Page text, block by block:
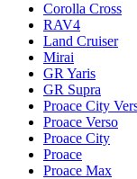
Corolla Cross
RAV4
Land Cruiser
Mirai
GR Yaris
GR Supra
Proace City
Proace Verso
Proace City
Proace
Proace Max